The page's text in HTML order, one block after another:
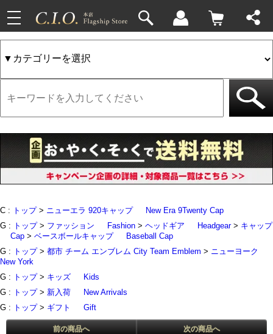
toggle
navigation
C : トップ> ニューエラ 920キャップ
New Era 9Twenty Cap
G : トップ> ファッション Fashion > ヘッドギア Headgear> キャップ
Cap > ベースボールキャップ
Baseball Cap
G : トップ> 都市 チーム エンブレム City Team Emblem > ニューヨーク
New York
G : トップ> キッズ
Kids
G : トップ> 新入荷
New Arrivals
G : トップ> ギフト Gift
前の商品へ 次の商品へ
4件
33件